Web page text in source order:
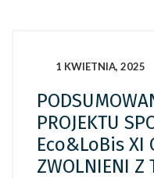
1 KWIETNIA, 2025
PROJEKTU
Eco&LoBis XI
ZWOLNIENI Z